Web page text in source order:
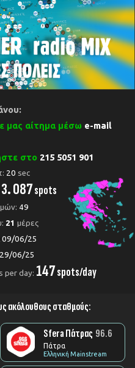
μας αίτημα μέσω e-mail
στο 215 5051 901
20 sec
3. 087spots
49
21 μέρες
09/06/25
29/06/25
per day: 147spots/day
ακόλουθους σταθμούς:
Sfera Πάτρας 96.6
Πάτρα
Ελληνική Mainstream